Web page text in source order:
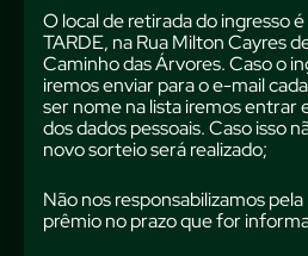
O local de retirada do ingresso
TARDE, na Rua Milton Cayres
Caminho das Árvores. Caso o
iremos enviar para o e-mail
ser nome na lista iremos entrar
dos dados pessoais. Caso isso
novo sorteio será realizado;
Não nos responsabilizamos
prêmio no prazo que for